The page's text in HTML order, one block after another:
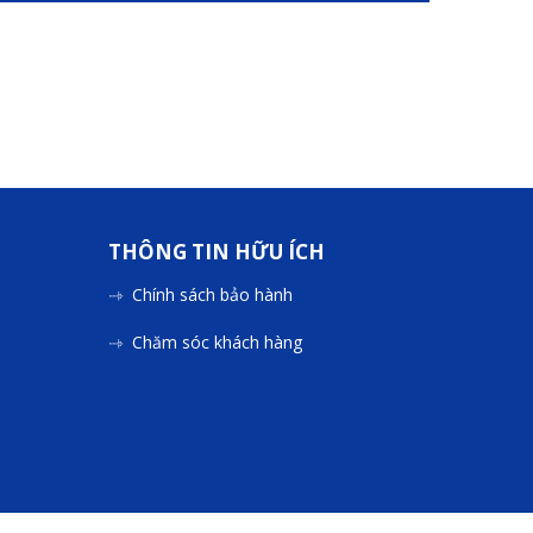
THÔNG TIN HỮU ÍCH
Chính sách bảo hành
Chăm sóc khách hàng